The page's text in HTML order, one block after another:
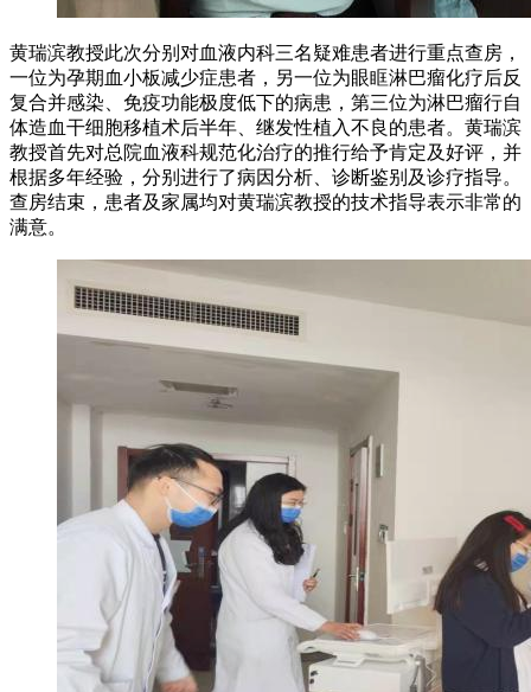
黄瑞滨教授此次分别对血液内科三名疑难患者进行重点查房，
一位为孕期血小板减少症患者，另一位为眼眶淋巴瘤化疗后反
复合并感染、免疫功能极度低下的病患，第三位为淋巴瘤行自
体造血干细胞移植术后半年、继发性植入不良的患者。黄瑞滨
教授首先对总院血液科规范化治疗的推行给予肯定及好评，并
根据多年经验，分别进行了病因分析、诊断鉴别及诊疗指导。
查房结束，患者及家属均对黄瑞滨教授的技术指导表示非常的
满意。